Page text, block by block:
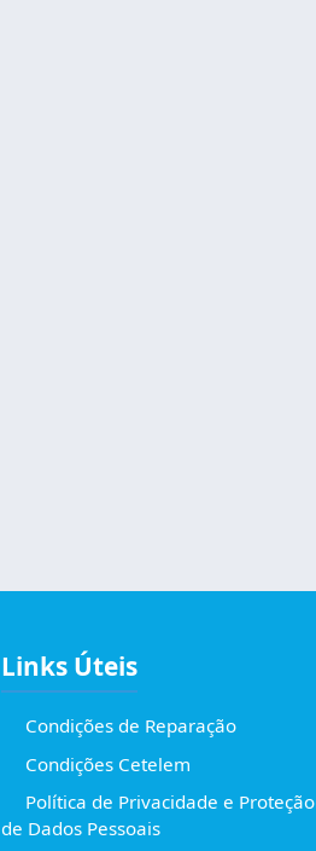
Links Úteis
Condições de Reparação
Condições Cetelem
Política de Privacidade e Proteção
de Dados Pessoais